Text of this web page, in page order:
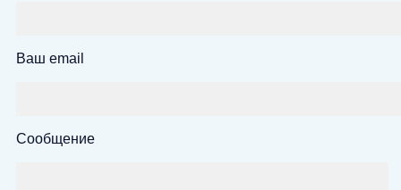
Ваш email
Сообщение